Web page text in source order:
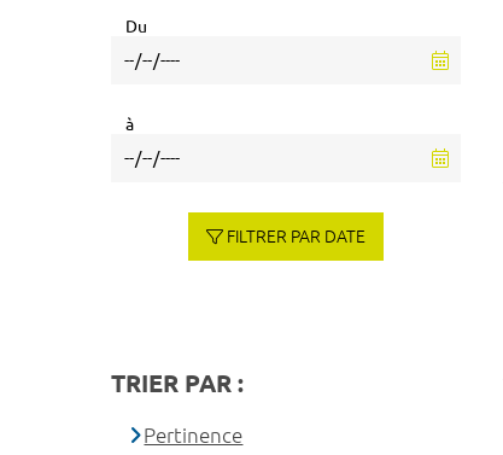
Du
à
FILTRER PAR DATE
TRIER PAR :
Pertinence